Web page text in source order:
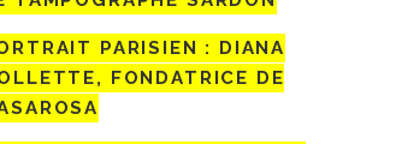
PARISIEN : DIANA
FONDATRICE DE